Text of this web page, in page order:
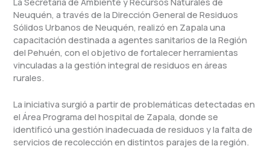
Neuquén, a través de la Dirección General de Residuos
Sólidos Urbanos de Neuquén, realizó en Zapala una
capacitación destinada a agentes sanitarios de la Región
del Pehuén, con el objetivo de fortalecer herramientas
vinculadas a la gestión integral de residuos en áreas
rurales.
La iniciativa surgió a partir de problemáticas detectadas en
el Área Programa del hospital de Zapala, donde se
identificó una gestión inadecuada de residuos y la falta de
servicios de recolección en distintos parajes de la región.